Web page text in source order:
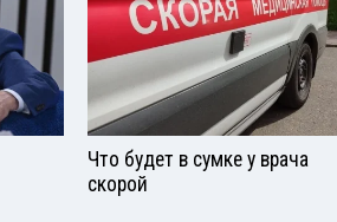
Что будет в сумке у врача
скорой